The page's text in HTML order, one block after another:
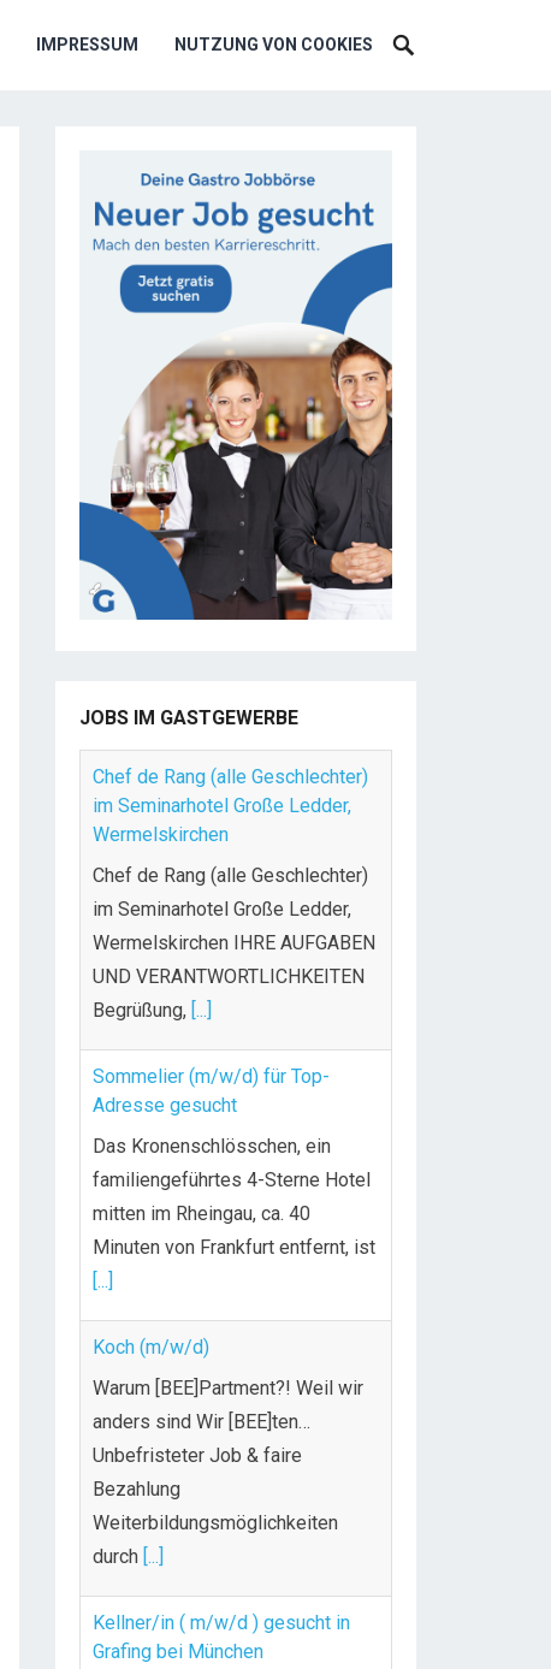
IMPRESSUM NUTZUNG VON COOKIES
JOBS IM GASTGEWERBE
Chef de Rang (alle Geschlechter)
im Seminarhotel Große Ledder,
Wermelskirchen
Chef de Rang (alle Geschlechter)
im Seminarhotel Große Ledder,
Wermelskirchen IHRE AUFGABEN
UND VERANTWORTLICHKEITEN
Begrüßung, [...]
Sommelier (m/w/d) für Top-
Adresse gesucht
Das Kronenschlösschen, ein
familiengeführtes 4-Sterne Hotel
mitten im Rheingau, ca. 40
Minuten von Frankfurt entfernt, ist
[...]
Koch (m/w/d)
Warum [BEE]Partment?! Weil wir
anders sind Wir [BEE]ten…
Unbefristeter Job & faire
Bezahlung
Weiterbildungsmöglichkeiten
durch [...]
Kellner/in ( m/w/d ) gesucht in
Grafing bei München